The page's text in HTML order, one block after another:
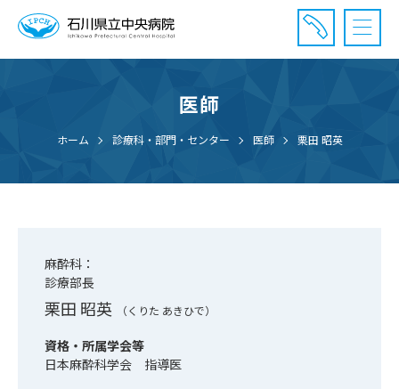
診療受付時間：午前8時20分〜午前11時20分まで
医師
ホーム 診療科・部門・センター 医師 栗田 昭英
麻酔科：
診療部長
栗田 昭英 （くりた あきひで）
資格・所属学会等
日本麻酔科学会 指導医